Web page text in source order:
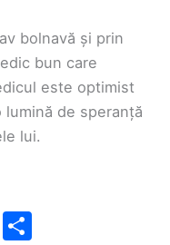
bolnavă și prin
bun care
este optimist
lumină de speranță
lui.
R